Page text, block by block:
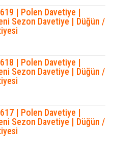
| Polen Davetiye |
Sezon Davetiye | Düğün /
| Polen Davetiye |
Sezon Davetiye | Düğün /
| Polen Davetiye |
Sezon Davetiye | Düğün /